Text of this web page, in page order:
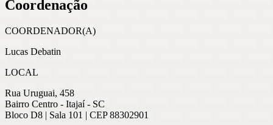
Coordenação
COORDENADOR(A)
Lucas Debatin
LOCAL
Rua Uruguai, 458
Bairro Centro - Itajaí - SC
Bloco D8 | Sala 101 | CEP 88302901